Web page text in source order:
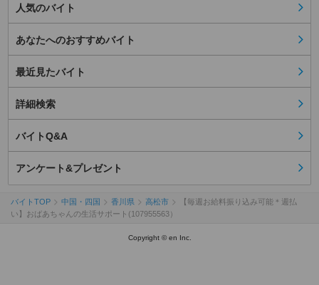
人気のバイト
あなたへのおすすめバイト
最近見たバイト
詳細検索
バイトQ&A
アンケート&プレゼント
バイトTOP 中国・四国 香川県 高松市
【毎週お給料振り込み可能＊週払
い】おばあちゃんの生活サポート(107955563）
Copyright © en Inc.